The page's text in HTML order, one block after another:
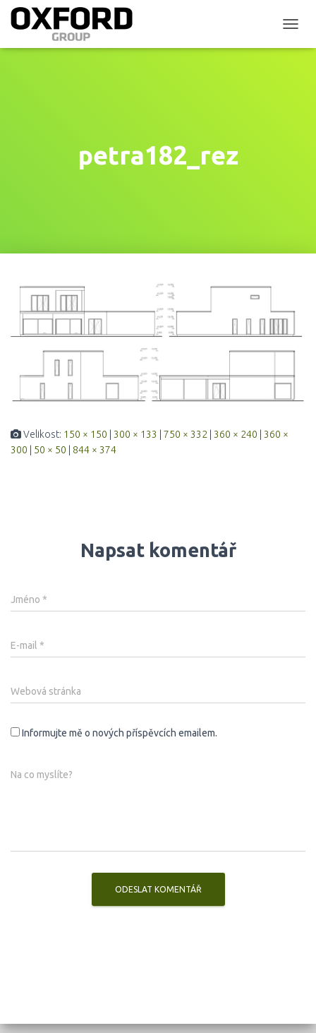
Ř
petra182_rez
Velikost: 150 × 150 300 × 133 750 × 332 360 × 240
360 ×
300
50 × 50 844 × 374
Napsat komentář
Jméno *
E-mail *
Webová stránka
Informujte mě o nových příspěvcích emailem.
Na co myslíte?